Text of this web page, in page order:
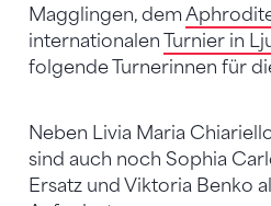
Magglingen, dem
internationalen Turnier in
folgende Turnerinnen für
Neben Livia Maria
sind auch noch Sophia
Ersatz und Viktoria Benko